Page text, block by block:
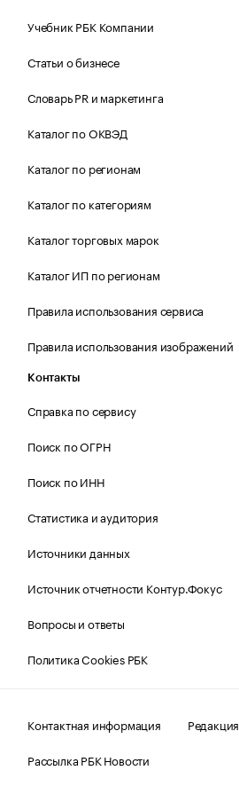
Учебник РБК Компании
Статьи о бизнесе
Словарь PR и маркетинга
Каталог по ОКВЭД
Каталог по регионам
Каталог по категориям
Каталог торговых марок
Каталог ИП по регионам
Правила использования сервиса
Правила использования изображений
Контакты
Справка по сервису
Поиск по ОГРН
Поиск по ИНН
Статистика и аудитория
Источники данных
Источник отчетности Контур.Фокус
Вопросы и ответы
Политика Cookies РБК
Контактная информация
Редакция
Рассылка РБК Новости